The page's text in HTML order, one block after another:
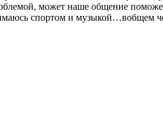
может наше общение
спортом и музыкой…вобщем